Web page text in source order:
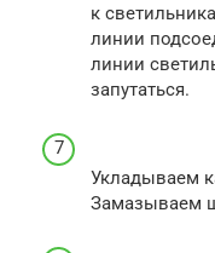
к
линии
линии
запутаться.
Укладываем
Замазываем